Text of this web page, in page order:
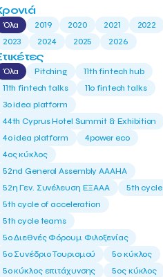
Όλα 2019 2020 2021
2022
2023
2024 2025 2026
Όλα Pitching
11th fintech hub
11th fintech talks
11ο fintech talks
3o idea platform
44th Cyprus Hotel Summit & Exhibition
4o idea platform
4power eco
4ος κύκλος
52nd General Assembly AAAHA
52η Γεν. Συνέλευση ΕΞΑΑΑ
5th cycle
5th cycle of acceleration
5th cycle teams
5ο Διεθνές Φόρουμ Φιλοξενίας
5ο Συνέδριο Τουρισμού
5ο κύκλος
5ο κύκλος επιτάχυνσης
5ος κύκλος